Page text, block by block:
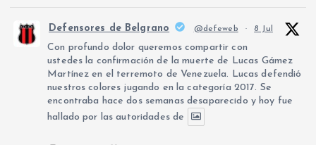
Defensores de Belgrano @defeweb · 8 Jul
Con profundo dolor queremos compartir con
ustedes la confirmación de la muerte de Lucas Gámez
Martínez en el terremoto de Venezuela. Lucas defendió
nuestros colores jugando en la categoría 2017. Se
encontraba hace dos semanas desaparecido y hoy fue
hallado por las autoridades de